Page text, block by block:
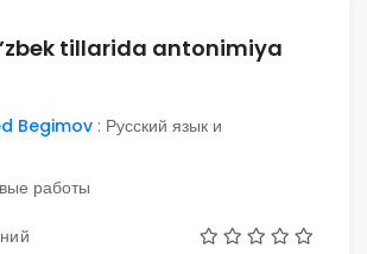
tillarida antonimiya
Begimov : Русский язык и
работы